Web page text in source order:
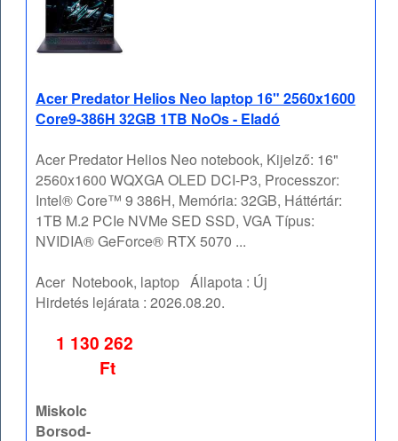
Acer Predator Helios Neo laptop 16" 2560x1600
Core9-386H 32GB 1TB NoOs - Eladó
Acer Predator Helios Neo notebook, Kijelző: 16"
2560x1600 WQXGA OLED DCI-P3, Processzor:
Intel® Core™ 9 386H, Memória: 32GB, Háttértár:
1TB M.2 PCIe NVMe SED SSD, VGA Típus:
NVIDIA® GeForce® RTX 5070 ...
Acer Notebook, laptop Állapota : Új
Hirdetés lejárata :2026.08.20.
1 130 262
Ft
Miskolc
Borsod-